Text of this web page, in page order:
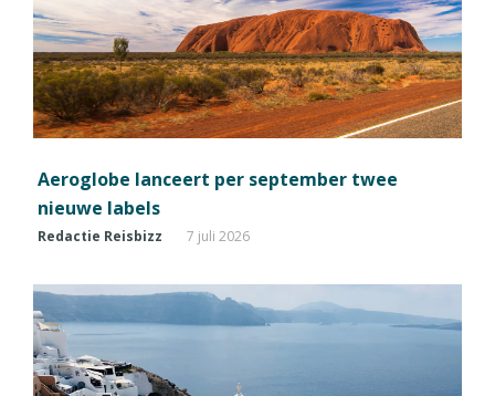
Aeroglobe lanceert per september twee
nieuwe labels
Redactie Reisbizz 7 juli 2026